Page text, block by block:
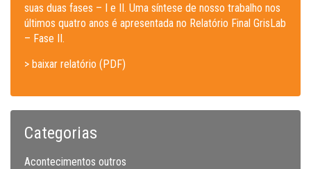
suas duas fases – I e II. Uma síntese de nosso trabalho nos
últimos quatro anos é apresentada no Relatório Final GrisLab
– Fase II.
> baixar relatório (PDF)
Categorias
Acontecimentos outros